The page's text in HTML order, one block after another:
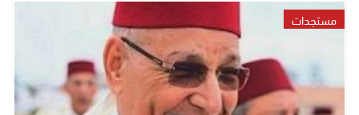
مستجدات